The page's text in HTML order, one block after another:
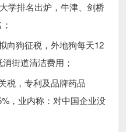
学排名出炉，牛津、剑桥
向狗征税，外地狗每天12
街道清洁费用；
税，专利及品牌药品
，业内称：对中国企业没